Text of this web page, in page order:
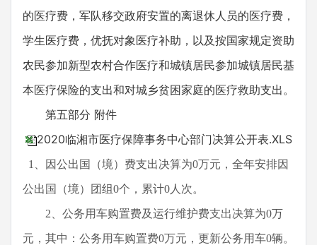
的医疗费，军队移交政府安置的离退休人员的医疗费，
学生医疗费，优抚对象医疗补助，以及按国家规定资助
农民参加新型农村合作医疗和城镇居民参加城镇居民基
本医疗保险的支出和对城乡贫困家庭的医疗救助支出。
第五部分 附件
2020临湘市医疗保障事务中心部门决算公开表.XLS
1、因公出国（境）费支出决算为0万元，全年安排因
公出国（境）团组0个，累计0人次。
2、公务用车购置费及运行维护费支出决算为0万
元，其中：公务用车购置费0万元，更新公务用车0辆。